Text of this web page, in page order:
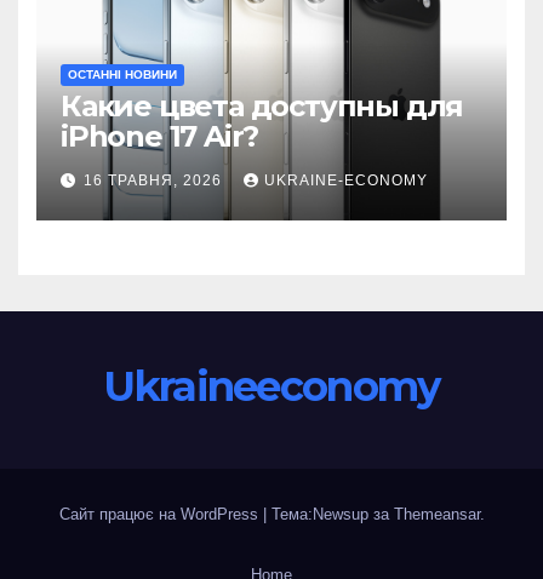
ОСТАННІ НОВИНИ
Какие цвета доступны для
iPhone 17 Air?
16 ТРАВНЯ, 2026 UKRAINE-ECONOMY
Ukraineeconomy
Сайт працює на WordPress Тема:Newsup за Themeansar.
Home